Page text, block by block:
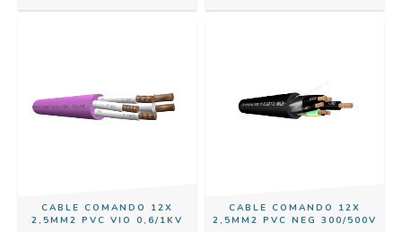
CABLE COMANDO 12X
2,5MM2 PVC VIO 0,6/1KV
CABLE COMANDO 12X
2,5MM2 PVC NEG 300/500V